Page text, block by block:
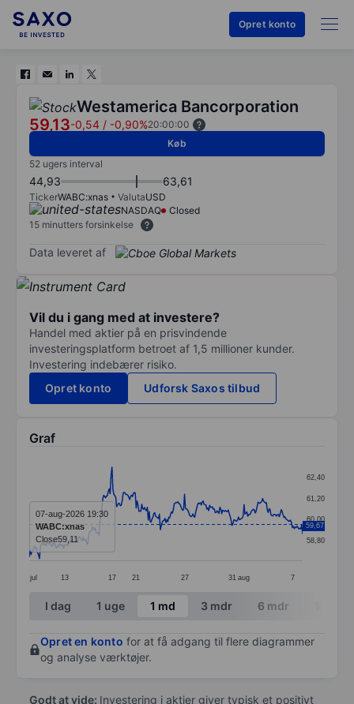
Opret konto
Westamerica Bancorporation
59,13-0,54 / -0,90%20:00:00
Køb
52 ugers interval
44,93 63,61
TickerWABC:xnas ValutaUSD
NASDAQ
Closed
15 minutters forsinkelse
Data leveret af
Vil du i gang med at investere?
Handel med aktier på en prisvindende
investeringsplatform betroet af 1,5 millioner kunder.
Investering indebærer risiko.
Opret konto
Udforsk Saxos tilbud
Graf
Line chart with 295 data points.
The chart has 1 X axis displaying categories.
The chart has 1 Y axis displaying values. Data
jul 13 17 21 27 31 aug 7
58,80
60,00
61,20
62,40
59,67
07-aug-2026 19:30
WABC:xnas
Close59,11
End of interactive chart.
I dag 1 uge 1 md 3 mdr 6 mdr
Opret en konto for at få adgang til flere diagrammer
og analyse værktøjer.
Godt at vide: Investering i aktier giver typisk et positivt